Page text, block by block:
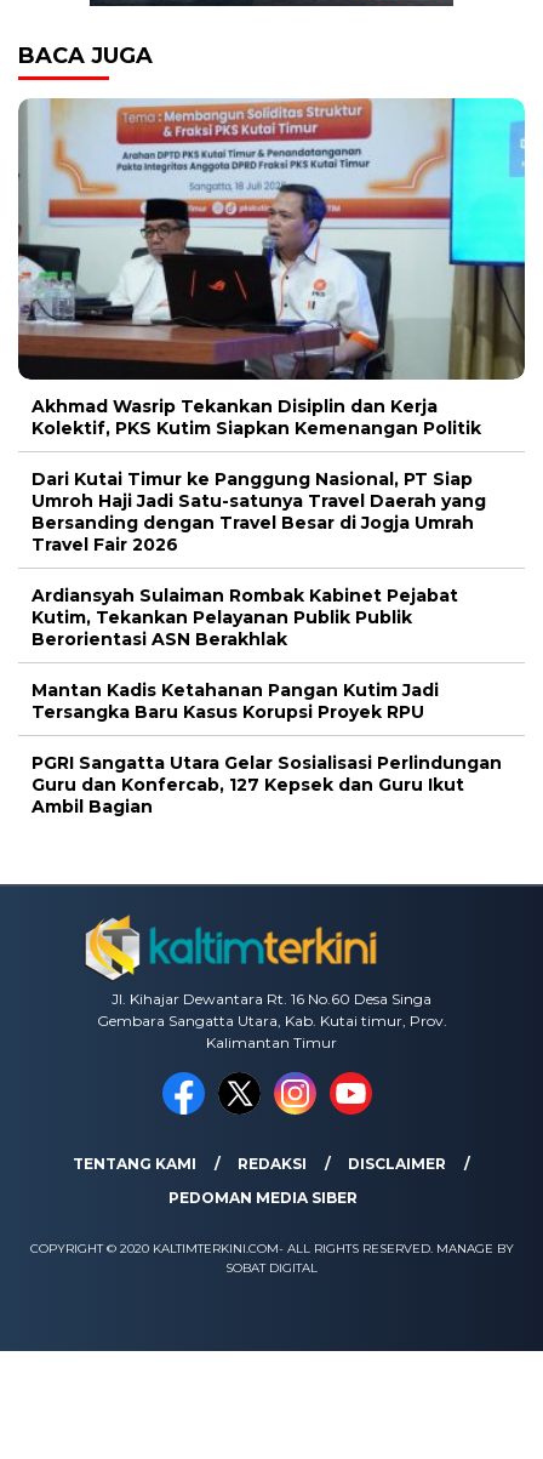
BACA JUGA
Akhmad Wasrip Tekankan Disiplin dan Kerja
Kolektif, PKS Kutim Siapkan Kemenangan Politik
Dari Kutai Timur ke Panggung Nasional, PT Siap
Umroh Haji Jadi Satu-satunya Travel Daerah yang
Bersanding dengan Travel Besar di Jogja Umrah
Travel Fair 2026
Ardiansyah Sulaiman Rombak Kabinet Pejabat
Kutim, Tekankan Pelayanan Publik Publik
Berorientasi ASN Berakhlak
Mantan Kadis Ketahanan Pangan Kutim Jadi
Tersangka Baru Kasus Korupsi Proyek RPU
PGRI Sangatta Utara Gelar Sosialisasi Perlindungan
Guru dan Konfercab, 127 Kepsek dan Guru Ikut
Ambil Bagian
Jl. Kihajar Dewantara Rt. 16 No.60 Desa Singa
Gembara Sangatta Utara, Kab. Kutai timur, Prov.
Kalimantan Timur
TENTANG KAMI REDAKSI
DISCLAIMER
PEDOMAN MEDIA SIBER
COPYRIGHT © 2020 KALTIMTERKINI.COM- ALL RIGHTS RESERVED. MANAGE BY
SOBAT DIGITAL